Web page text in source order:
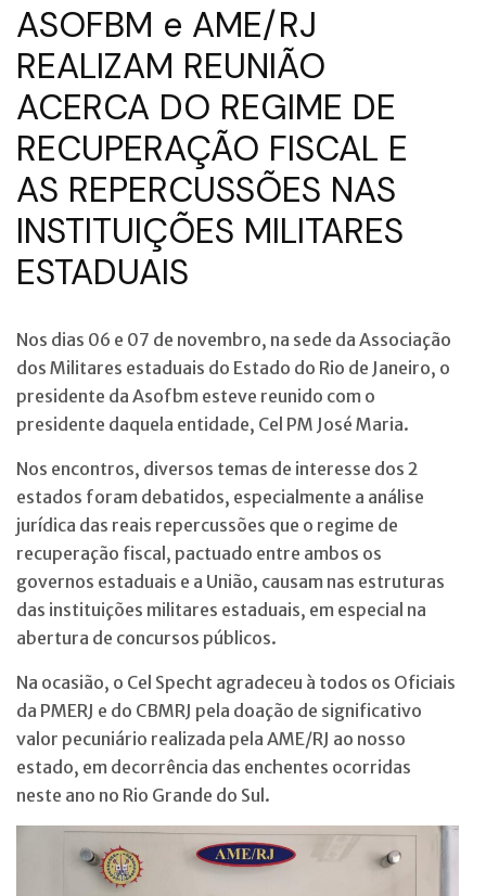
ASOFBM e AME/RJ
REALIZAM REUNIÃO
ACERCA DO REGIME DE
RECUPERAÇÃO FISCAL E
AS REPERCUSSÕES NAS
INSTITUIÇÕES MILITARES
ESTADUAIS
Nos dias 06 e 07 de novembro, na sede da Associação
dos Militares estaduais do Estado do Rio de Janeiro, o
presidente da Asofbm esteve reunido com o
presidente daquela entidade, Cel PM José Maria.
Nos encontros, diversos temas de interesse dos 2
estados foram debatidos, especialmente a análise
jurídica das reais repercussões que o regime de
recuperação fiscal, pactuado entre ambos os
governos estaduais e a União, causam nas estruturas
das instituições militares estaduais, em especial na
abertura de concursos públicos.
Na ocasião, o Cel Specht agradeceu à todos os Oficiais
da PMERJ e do CBMRJ pela doação de significativo
valor pecuniário realizada pela AME/RJ ao nosso
estado, em decorrência das enchentes ocorridas
neste ano no Rio Grande do Sul.